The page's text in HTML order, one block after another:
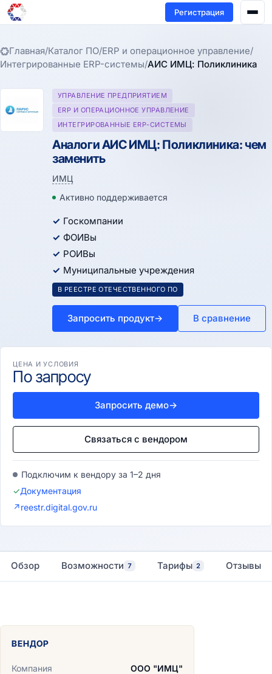
Регистрация
Главная/Каталог ПО/ERP и операционное управление/
Интегрированные ERP-системы/АИС ИМЦ: Поликлиника
УПРАВЛЕНИЕ ПРЕДПРИЯТИЕМ
ERP И ОПЕРАЦИОННОЕ УПРАВЛЕНИЕ
ИНТЕГРИРОВАННЫЕ ERP-СИСТЕМЫ
Аналоги АИС ИМЦ: Поликлиника: чем
заменить
ИМЦ
Активно поддерживается
Госкомпании
ФОИВы
РОИВы
Муниципальные учреждения
В РЕЕСТРЕ ОТЕЧЕСТВЕННОГО ПО
Запросить продукт→ В сравнение
ЦЕНА И УСЛОВИЯ
По запросу
Запросить демо→
Связаться с вендором
Подключим к вендору за 1–2 дня
✓Документация
↗reestr.digital.gov.ru
Обзор Возможности 7 Тарифы 2 Отзывы
ВЕНДОР
Компания
ООО "ИМЦ"